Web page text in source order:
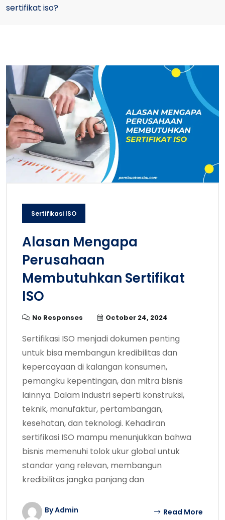
sertifikat iso?
Sertifikasi ISO
Alasan Mengapa
Perusahaan
Membutuhkan Sertifikat
ISO
No Responses October 24, 2024
Sertifikasi ISO menjadi dokumen penting
untuk bisa membangun kredibilitas dan
kepercayaan di kalangan konsumen,
pemangku kepentingan, dan mitra bisnis
lainnya. Dalam industri seperti konstruksi,
teknik, manufaktur, pertambangan,
kesehatan, dan teknologi. Kehadiran
sertifikasi ISO mampu menunjukkan bahwa
bisnis memenuhi tolok ukur global untuk
standar yang relevan, membangun
kredibilitas jangka panjang dan
By Admin Read More